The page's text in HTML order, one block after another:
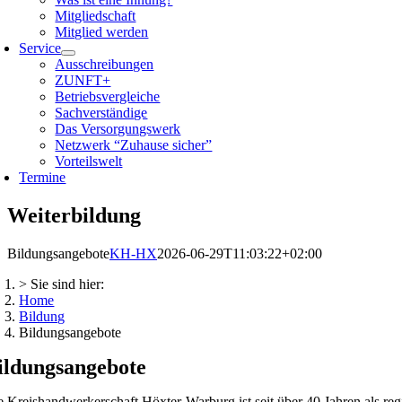
Mitgliedschaft
Mitglied werden
Service
Ausschreibungen
ZUNFT+
Betriebsvergleiche
Sachverständige
Das Versorgungswerk
Netzwerk “Zuhause sicher”
Vorteilswelt
Termine
Weiterbildung
BildungsangeboteKH-HX2026-06-29T11:03:22+02:00
> Sie sind hier:
Home
Bildung
Bildungsangebote